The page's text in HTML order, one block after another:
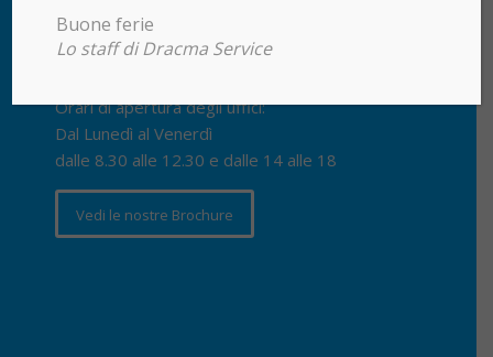
Via A. Papa, 1/a
25128 Brescia
Orari di apertura degli uffici:
Dal Lunedì al Venerdì
dalle 8.30 alle 12.30 e dalle 14 alle 18
Vedi le nostre Brochure
Buone ferie
Lo staff di Dracma Service